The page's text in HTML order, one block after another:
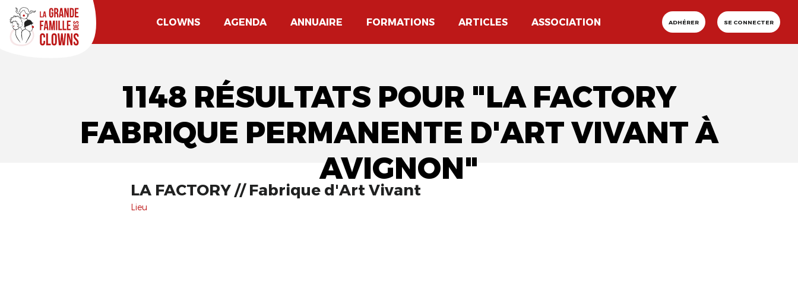
CLOWNS AGENDA ANNUAIRE FORMATIONS ARTICLES ASSOCIATION ADHÉRER SE CONNECTER
1148 RÉSULTATS POUR "LA FACTORY
FABRIQUE PERMANENTE D'ART VIVANT À
AVIGNON"
LA FACTORY // Fabrique d'Art Vivant
Lieu